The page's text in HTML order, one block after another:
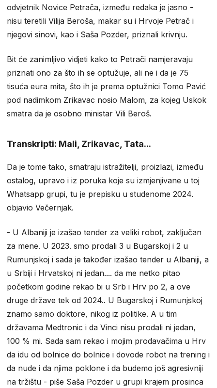
odvjetnik Novice Petrača, između redaka je jasno -
nisu teretili Vilija Beroša, makar su i Hrvoje Petrač i
njegovi sinovi, kao i Saša Pozder, priznali krivnju.
Bit će zanimljivo vidjeti kako to Petrači namjeravaju
priznati ono za što ih se optužuje, ali ne i da je 75
tisuća eura mita, što ih je prema optužnici Tomo Pavić
pod nadimkom Zrikavac nosio Malom, za kojeg Uskok
smatra da je osobno ministar Vili Beroš.
Transkripti: Mali, Zrikavac, Tata...
Da je tome tako, smatraju istražitelji, proizlazi, između
ostalog, upravo i iz poruka koje su izmjenjivane u toj
Whatsapp grupi, tu je prepisku u studenome 2024.
objavio Večernjak.
- U Albaniji je izašao tender za veliki robot, zaključan
za mene. U 2023. smo prodali 3 u Bugarskoj i 2 u
Rumunjskoj i sada je također izašao tender u Albaniji, a
u Srbiji i Hrvatskoj ni jedan.... da me netko pitao
početkom godine rekao bi u Srb i Hrv po 2, a ove
druge države tek od 2024.. U Bugarskoj i Rumunjskoj
znamo samo doktore, nikog iz politike. A u tim
državama Medtronic i da Vinci nisu prodali ni jedan,
100 % mi. Sada sam rekao i mojim prodavačima u Hrv
da idu od bolnice do bolnice i dovode robot na trening i
da nude i da njima poklone i da budemo još agresivniji
na tržištu - piše Saša Pozder u grupi krajem prosinca